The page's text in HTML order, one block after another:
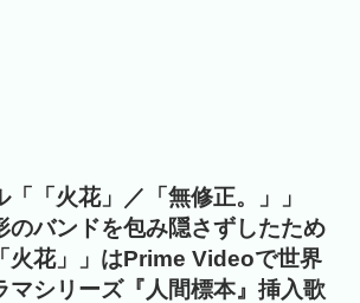
「火花」／「無修正。」」
のバンドを包み隠さずしたため
火花」」はPrime Videoで世界
マシリーズ『人間標本』挿入歌